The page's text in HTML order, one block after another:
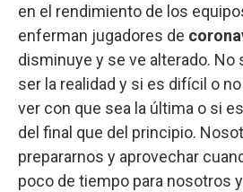
en el rendimiento de los
enferman jugadores de
disminuye y se ve alterado. No
ser la realidad y si es difícil o
ver con que sea la última o si
del final que del principio.
prepararnos y aprovechar
poco de tiempo para nosotros